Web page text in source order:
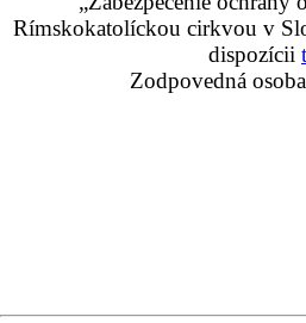
Rímskokatolíckou cirkvou v
dispozícii
Zodpovedná